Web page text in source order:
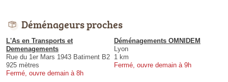
Déménageurs proches
L'As en Transports et
Demenagements
Rue du 1er Mars 1943 Batiment B2
925 mètres
Fermé, ouvre demain à 8h
Déménagements OMNIDEM
Lyon
1 km
Fermé, ouvre demain à 9h